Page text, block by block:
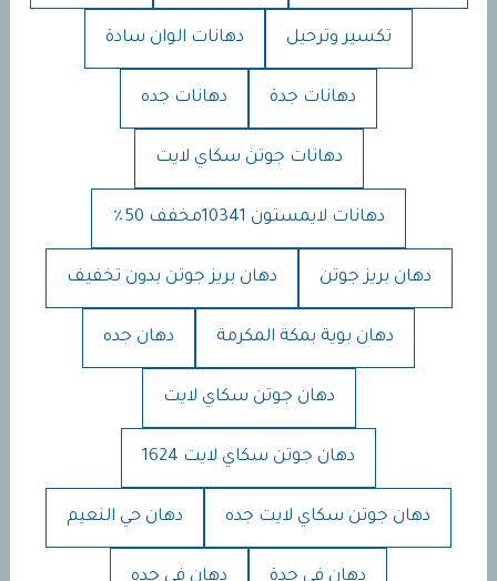
تكسير وترحيل دهانات الوان سادة
دهانات جدة دهانات جده
دهانات جوتن سكاي لايت
دهانات لايمستون 10341مخفف 50٪
دهان بريز جوتن دهان بريز جوتن بدون تخفيف
دهان بوية بمكة المكرمة دهان جده
دهان جوتن سكاي لايت
دهان جوتن سكاي لايت 1624
دهان جوتن سكاي لايت جده دهان حي النعيم